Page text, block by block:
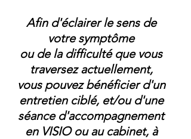
Afin d'éclairer le sens de
votre symptôme
ou de la difficulté que vous
traversez actuellement,
vous pouvez bénéficier d'un
entretien ciblé, et/ou d'une
séance d'accompagnement
en VISIO ou au cabinet, à